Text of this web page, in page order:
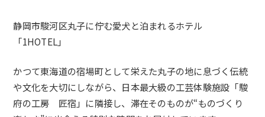
静岡市駿河区丸子に佇む愛犬と泊まれるホテル
「1HOTEL」
かつて東海道の宿場町として栄えた丸子の地に息づく伝統
や文化を大切にしながら、日本最大級の工芸体験施設「駿
府の工房 匠宿」に隣接し、滞在そのものが“ものづくり